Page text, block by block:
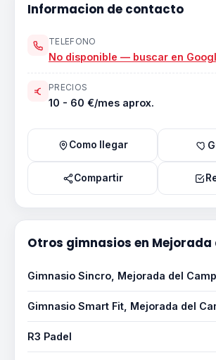
Informacion de contacto
TELEFONO
No disponible — buscar en
PRECIOS
10 - 60 €/mes aprox.
Como llegar
Compartir
Otros gimnasios en Mejorada
Gimnasio Sincro, Mejorada del
Gimnasio Smart Fit, Mejorada del
R3 Padel